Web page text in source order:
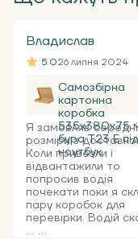
Владислав
5.026 липня 2024
Самозбірна
картонна
коробка
535x380x75
бура Т23 Е під
ноутбук
Я замовляв середні
розміри з
Коли привезли і
відвантажили то
попросив водія
почекати поки я
пару коробок для
перевірки. Водій
... ...